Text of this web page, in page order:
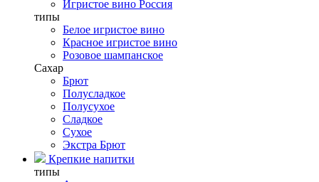
Игристое вино Россия
типы
Белое игристое вино
Красное игристое вино
Розовое шампанское
Сахар
Брют
Полусладкое
Полусухое
Сладкое
Сухое
Экстра Брют
Крепкие напитки
типы